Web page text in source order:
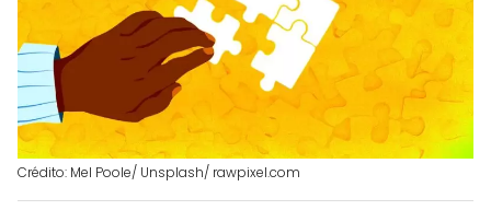
Crédito: Mel Poole/ Unsplash/ rawpixel.com